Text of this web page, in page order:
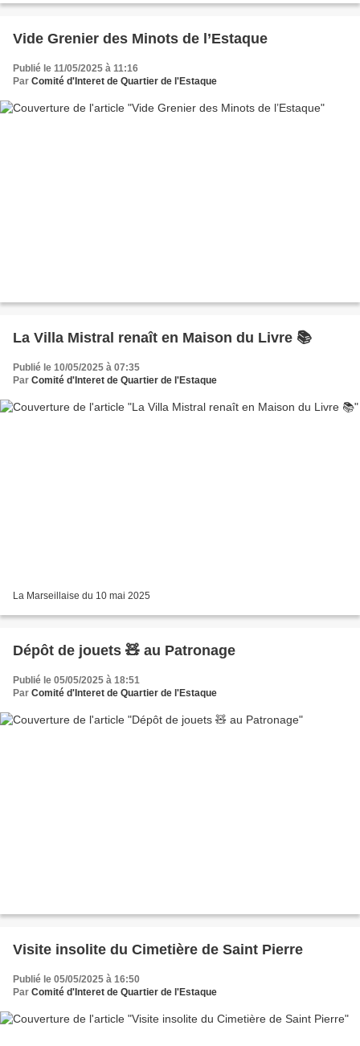
Vide Grenier des Minots de l’Estaque
Publié le 11/05/2025 à 11:16
Par Comité d'Interet de Quartier de l'Estaque
La Villa Mistral renaît en Maison du Livre 📚
Publié le 10/05/2025 à 07:35
Par Comité d'Interet de Quartier de l'Estaque
La Marseillaise du 10 mai 2025
Dépôt de jouets 🧸 au Patronage
Publié le 05/05/2025 à 18:51
Par Comité d'Interet de Quartier de l'Estaque
Visite insolite du Cimetière de Saint Pierre
Publié le 05/05/2025 à 16:50
Par Comité d'Interet de Quartier de l'Estaque